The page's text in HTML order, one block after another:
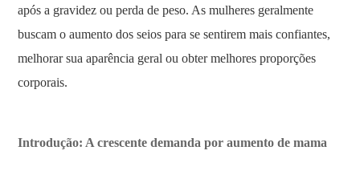
após a gravidez ou perda de peso. As mulheres geralmente
buscam o aumento dos seios para se sentirem mais confiantes,
melhorar sua aparência geral ou obter melhores proporções
corporais.
Introdução: A crescente demanda por aumento de mama